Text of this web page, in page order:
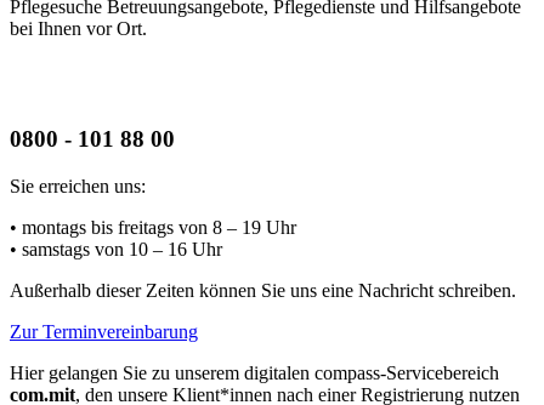
Pflegesuche Betreuungsangebote, Pflegedienste und Hilfsangebote
bei Ihnen vor Ort.
0800 - 101 88 00
Sie erreichen uns:
• montags bis freitags von 8 – 19 Uhr
• samstags von 10 – 16 Uhr
Außerhalb dieser Zeiten können Sie uns eine Nachricht schreiben.
Zur Terminvereinbarung
Hier gelangen Sie zu unserem digitalen compass-Servicebereich
com.mit, den unsere Klient*innen nach einer Registrierung nutzen